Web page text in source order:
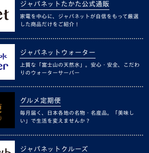
ジャパネットたかた公式通販
家電を中心に、ジャパネットが自信をもって厳選
した商品だけをご紹介！
ジャパネットウォーター
上質な「富士山の天然水」。安心・安全、こだわ
りのウォーターサーバー
グルメ定期便
毎月届く、日本各地の名物・名産品。「美味し
い」で生活を変えませんか？
ジャパネットクルーズ